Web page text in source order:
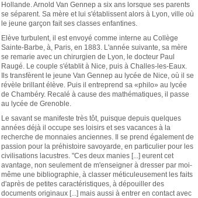
Hollande. Arnold Van Gennep a six ans lorsque ses parents
se séparent. Sa mère et lui s'établissent alors à Lyon, ville où
le jeune garçon fait ses classes enfantines.
Elève turbulent, il est envoyé comme interne au Collège
Sainte-Barbe, à, Paris, en 1883. L'année suivante, sa mère
se remarie avec un chirurgien de Lyon, le docteur Paul
Raugé. Le couple s'établit à Nice, puis à Challes-les-Eaux.
Ils transfèrent le jeune Van Gennep au lycée de Nice, où il se
révèle brillant élève. Puis il entreprend sa «philo» au lycée
de Chambéry. Recalé à cause des mathématiques, il passe
au lycée de Grenoble.
Le savant se manifeste très tôt, puisque depuis quelques
années déjà il occupe ses loisirs et ses vacances à la
recherche de monnaies anciennes. Il se prend également de
passion pour la préhistoire savoyarde, en particulier pour les
civilisations lacustres. "Ces deux manies [...] eurent cet
avantage, non seulement de m'enseigner à dresser par moi-
même une bibliographie, à classer méticuleusement les faits
d'après de petites caractéristiques, à dépouiller des
documents originaux [...] mais aussi à entrer en contact avec